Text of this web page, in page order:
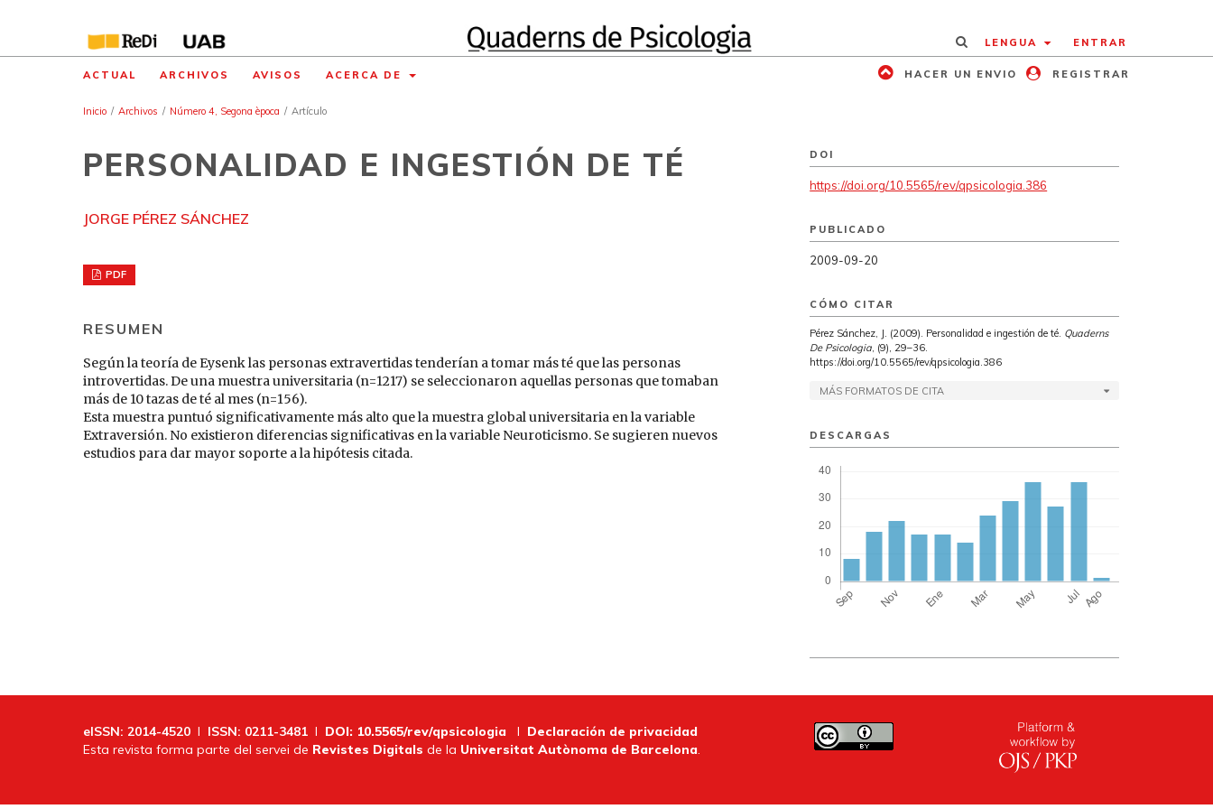
LENGUA ENTRAR
ACTUAL ARCHIVOS AVISOS ACERCA DE HACER UN ENVIO REGISTRAR
Inicio / Archivos / Número 4, Segona època / Artículo
PERSONALIDAD E INGESTIÓN DE TÉ
JORGE PÉREZ SÁNCHEZ
PDF
RESUMEN
Según la teoría de Eysenk las personas extravertidas tenderían a tomar más té que las personas
introvertidas. De una muestra universitaria (n=1217) se seleccionaron aquellas personas que tomaban
más de 10 tazas de té al mes (n=156).
Esta muestra puntuó significativamente más alto que la muestra global universitaria en la variable
Extraversión. No existieron diferencias significativas en la variable Neuroticismo. Se sugieren nuevos
estudios para dar mayor soporte a la hipótesis citada.
DOI
https://doi.org/10.5565/rev/qpsicologia.386
PUBLICADO
2009-09-20
CÓMO CITAR
Pérez Sánchez, J. (2009). Personalidad e ingestión de té. Quaderns
De Psicologia, (9), 29–36.
https://doi.org/10.5565/rev/qpsicologia.386
MÁS FORMATOS DE CITA
DESCARGAS
eISSN: 2014-4520 I ISSN: 0211-3481 I DOI: 10.5565/rev/qpsicologia I Declaración de privacidad
Esta revista forma parte del servei de Revistes Digitals de la Universitat Autònoma de Barcelona.